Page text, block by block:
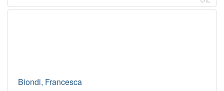
1894
1
Biondi, Francesca